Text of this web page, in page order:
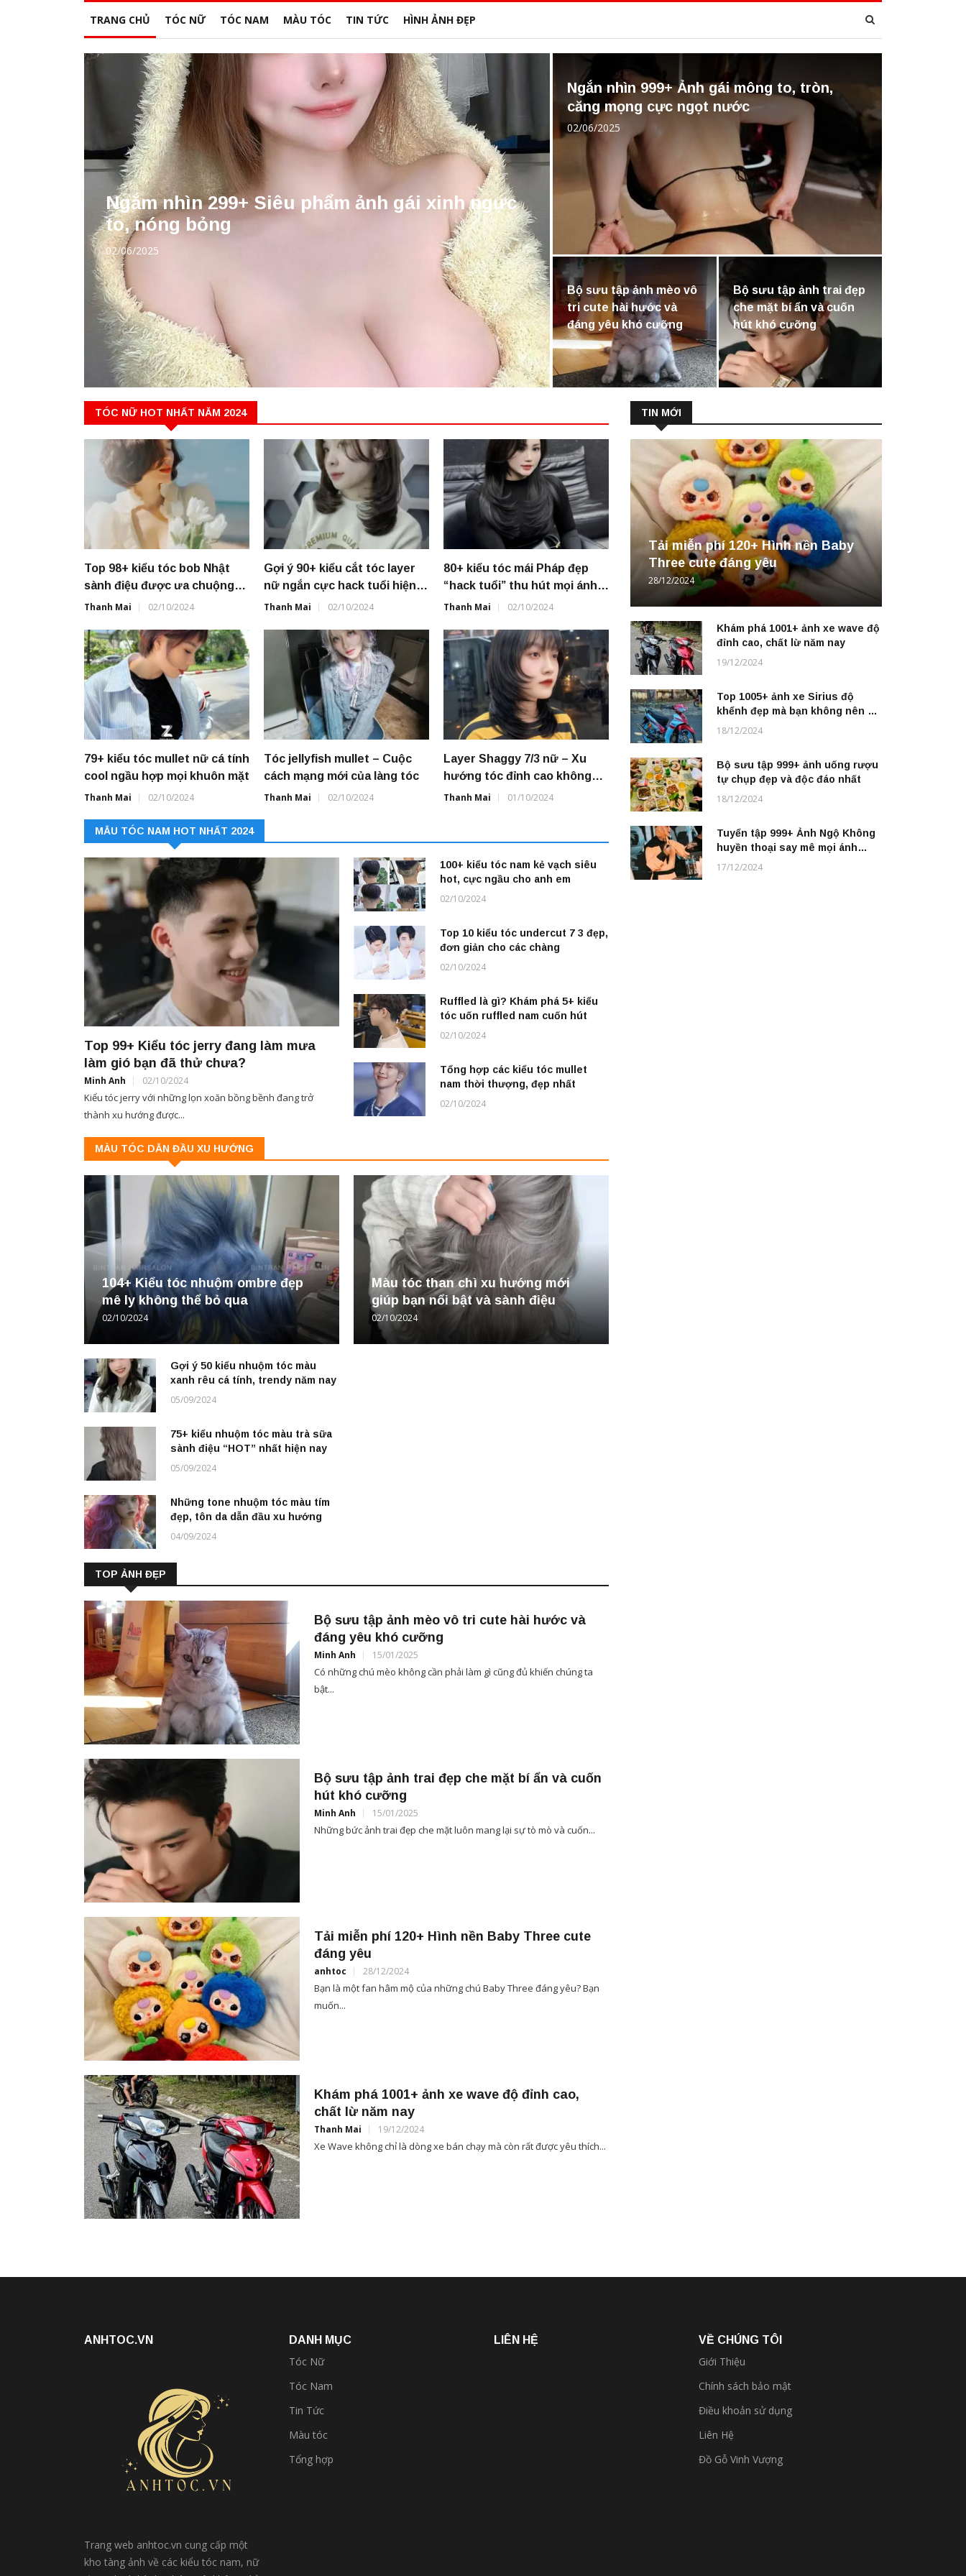
TRANG CHỦ TÓC NỮ TÓC NAM MÀU TÓC TIN TỨC HÌNH ẢNH ĐẸP
Ngắm nhìn 299+ Siêu phẩm ảnh gái xinh ngực
to, nóng bỏng
02/06/2025
Ngắn nhìn 999+ Ảnh gái mông to, tròn,
căng mọng cực ngọt nước
02/06/2025
Bộ sưu tập ảnh mèo vô
tri cute hài hước và
đáng yêu khó cưỡng
Bộ sưu tập ảnh trai đẹp
che mặt bí ẩn và cuốn
hút khó cưỡng
TÓC NỮ HOT NHẤT NĂM 2024
Top 98+ kiểu tóc bob Nhật
sành điệu được ưa chuộng
nhất 2024
Thanh Mai 02/10/2024
Gợi ý 90+ kiểu cắt tóc layer
nữ ngắn cực hack tuổi hiện
nay
Thanh Mai 02/10/2024
80+ kiểu tóc mái Pháp đẹp
“hack tuổi” thu hút mọi ánh
nhìn
Thanh Mai 02/10/2024
79+ kiểu tóc mullet nữ cá tính
cool ngầu hợp mọi khuôn mặt
Thanh Mai
02/10/2024
Tóc jellyfish mullet – Cuộc
cách mạng mới của làng tóc
Thanh Mai
02/10/2024
Layer Shaggy 7/3 nữ – Xu
hướng tóc đỉnh cao không
thể bỏ qua
Thanh Mai 01/10/2024
MẪU TÓC NAM HOT NHẤT 2024
Top 99+ Kiểu tóc jerry đang làm mưa
làm gió bạn đã thử chưa?
Minh Anh 02/10/2024
Kiểu tóc jerry với những lọn xoăn bồng bềnh đang trở
thành xu hướng được...
100+ kiểu tóc nam kẻ vạch siêu
hot, cực ngầu cho anh em
02/10/2024
Top 10 kiểu tóc undercut 7 3 đẹp,
đơn giản cho các chàng
02/10/2024
Ruffled là gì? Khám phá 5+ kiểu
tóc uốn ruffled nam cuốn hút
02/10/2024
Tổng hợp các kiểu tóc mullet
nam thời thượng, đẹp nhất
02/10/2024
MÀU TÓC DẪN ĐẦU XU HƯỚNG
104+ Kiểu tóc nhuộm ombre đẹp
mê ly không thể bỏ qua
02/10/2024
Gợi ý 50 kiểu nhuộm tóc màu
xanh rêu cá tính, trendy năm nay
05/09/2024
75+ kiểu nhuộm tóc màu trà sữa
sành điệu “HOT” nhất hiện nay
05/09/2024
Những tone nhuộm tóc màu tím
đẹp, tôn da dẫn đầu xu hướng
04/09/2024
Màu tóc than chì xu hướng mới
giúp bạn nổi bật và sành điệu
02/10/2024
TOP ẢNH ĐẸP
Bộ sưu tập ảnh mèo vô tri cute hài hước và
đáng yêu khó cưỡng
Minh Anh 15/01/2025
Có những chú mèo không cần phải làm gì cũng đủ khiến chúng ta
bật...
Bộ sưu tập ảnh trai đẹp che mặt bí ẩn và cuốn
hút khó cưỡng
Minh Anh 15/01/2025
Những bức ảnh trai đẹp che mặt luôn mang lại sự tò mò và cuốn...
Tải miễn phí 120+ Hình nền Baby Three cute
đáng yêu
anhtoc 28/12/2024
Bạn là một fan hâm mộ của những chú Baby Three đáng yêu? Bạn
muốn...
Khám phá 1001+ ảnh xe wave độ đỉnh cao,
chất lừ năm nay
Thanh Mai 19/12/2024
Xe Wave không chỉ là dòng xe bán chạy mà còn rất được yêu thích...
TIN MỚI
Tải miễn phí 120+ Hình nền Baby
Three cute đáng yêu
28/12/2024
Khám phá 1001+ ảnh xe wave độ
đỉnh cao, chất lừ năm nay
19/12/2024
Top 1005+ ảnh xe Sirius độ
khểnh đẹp mà bạn không nên bỏ
lỡ
18/12/2024
Bộ sưu tập 999+ ảnh uống rượu
tự chụp đẹp và độc đáo nhất
18/12/2024
Tuyển tập 999+ Ảnh Ngộ Không
huyền thoại say mê mọi ánh
nhìn
17/12/2024
ANHTOC.VN
Trang web anhtoc.vn cung cấp một
kho tàng ảnh về các kiểu tóc nam, nữ
DANH MỤC
Tóc Nữ
Tóc Nam
Tin Tức
Màu tóc
Tổng hợp
LIÊN HỆ VỀ CHÚNG TÔI
Giới Thiệu
Chính sách bảo mật
Điều khoản sử dụng
Liên Hệ
Đồ Gỗ Vinh Vượng